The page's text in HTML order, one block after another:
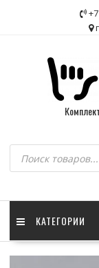
Поиск
товаров
КАТЕГОРИИ